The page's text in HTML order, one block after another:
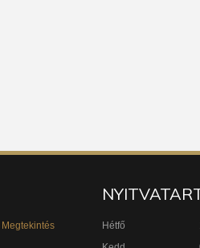
Megtekintés
Hétfő